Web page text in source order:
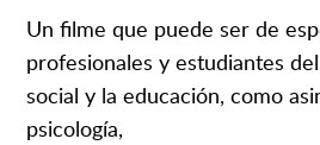
Un filme que puede ser de
profesionales y estudiantes
social y la educación, como
psicología,